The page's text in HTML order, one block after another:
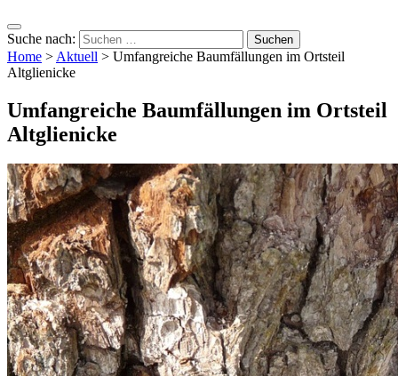
Suche nach:
Home > Aktuell > Umfangreiche Baumfällungen im Ortsteil
Altglienicke
Umfangreiche Baumfällungen im Ortsteil
Altglienicke